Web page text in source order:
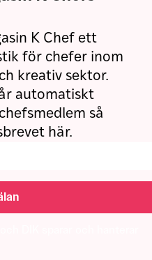
K Chef ett
för chefer inom
kreativ sektor.
automatiskt
så
här.